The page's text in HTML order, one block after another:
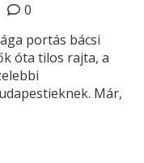
0
portás bácsi
óta tilos rajta, a
Már,